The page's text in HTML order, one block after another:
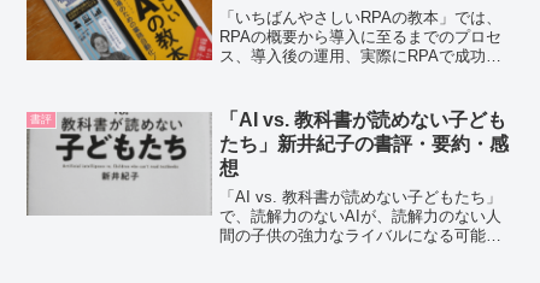
「いちばんやさしいRPAの教本」では、
RPAの概要から導入に至るまでのプロセ
ス、導入後の運用、実際にRPAで成功し
けての指南書です。進藤圭さんの紹介デ
ィップ株式会社の...
書評
「AI vs. 教科書が読めない子ども
たち」新井紀子の書評・要約・感
想
「AI vs. 教科書が読めない子どもたち」
で、読解力のないAIが、読解力のない人
間の子供の強力なライバルになる可能性